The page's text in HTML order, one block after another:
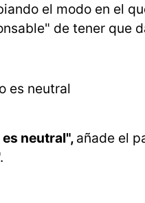
el modo en el
de tener que
es neutral
neutral", añade el